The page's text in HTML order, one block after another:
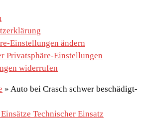
Einstellungen ändern
Privatsphäre-Einstellungen
widerrufen
» Auto bei Crasch schwer beschädigt-
Einsätze Technischer Einsatz